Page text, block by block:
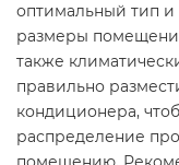
оптимальный тип
размеры
также
правильно
кондиционера,
распределение